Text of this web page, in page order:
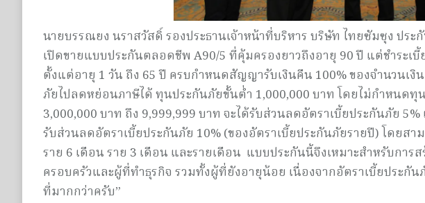
นายบรรณยง นราสวัสดิ์ รองประธานเจ้าหน้าที่บริหาร บริษัท ไทยซัมซุง ประ
เปิดขายแบบประกันตลอดชีพ A90/5 ที่คุ้มครองยาวถึงอายุ 90 ปี แต่ชำระเ
ตั้งแต่อายุ 1 วัน ถึง 65 ปี ครบกำหนดสัญญารับเงินคืน 100% ของจำนวนเงิ
ภัยไปลดหย่อนภาษีได้ ทุนประกันภัยขั้นต่ำ 1,000,000 บาท โดยไม่กำหนด
3,000,000 บาท ถึง 9,999,999 บาท จะได้รับส่วนลดอัตราเบี้ยประกันภัย
รับส่วนลดอัตราเบี้ยประกันภัย 10% (ของอัตราเบี้ยประกันภัยรายปี) โดยสา
ราย 6 เดือน ราย 3 เดือน และรายเดือน แบบประกันนี้จึงเหมาะสำหรับการ
ครอบครัวและผู้ที่ทำธุรกิจ รวมทั้งผู้ที่ยังอายุน้อย เนื่องจากอัตราเบี้ยประกั
ที่มากกว่าครับ”